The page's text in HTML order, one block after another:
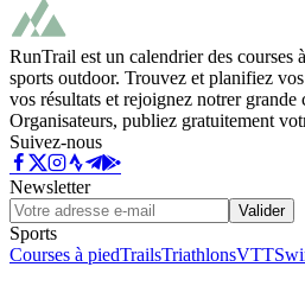
RunTrail est un calendrier des
sports outdoor. Trouvez et planifiez
vos résultats et rejoignez notrer grande
Organisateurs, publiez gratuitement
Suivez-nous
Newsletter
Valider
Sports
Courses à piedTrailsTriathlonsVTT